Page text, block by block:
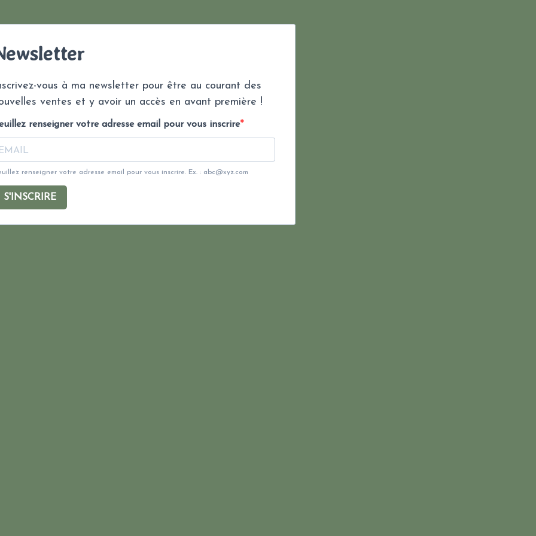
vous à ma newsletter pour être au courant des
ventes et y avoir un accès en avant première !
renseigner votre adresse email pour vous inscrire
renseigner votre adresse email pour vous inscrire. Ex. : abc@xyz.com
S'INSCRIRE